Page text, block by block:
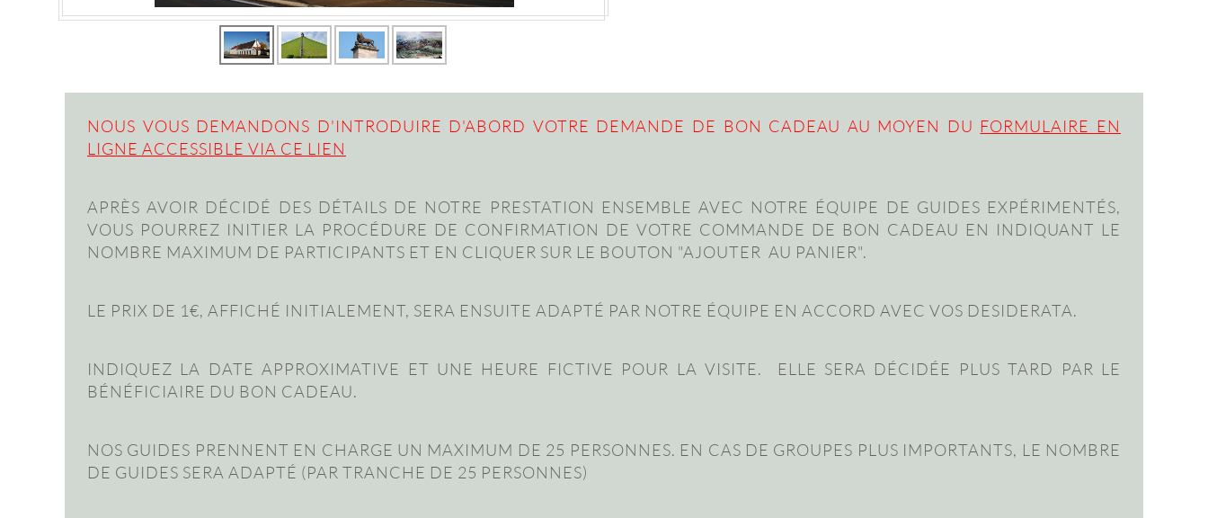
NOUS VOUS DEMANDONS D'INTRODUIRE D'ABORD VOTRE DEMANDE DE BON CADEAU AU MOYEN DU FORMULAIRE EN
LIGNE ACCESSIBLE VIA CE LIEN
APRÈS AVOIR DÉCIDÉ DES DÉTAILS DE NOTRE PRESTATION ENSEMBLE AVEC NOTRE ÉQUIPE DE GUIDES EXPÉRIMENTÉS,
VOUS POURREZ INITIER LA PROCÉDURE DE CONFIRMATION DE VOTRE COMMANDE DE BON CADEAU EN INDIQUANT LE
NOMBRE MAXIMUM DE PARTICIPANTS ET EN CLIQUER SUR LE BOUTON "AJOUTER AU PANIER".
LE PRIX DE 1€, AFFICHÉ INITIALEMENT, SERA ENSUITE ADAPTÉ PAR NOTRE ÉQUIPE EN ACCORD AVEC VOS DESIDERATA.
INDIQUEZ LA DATE APPROXIMATIVE ET UNE HEURE FICTIVE POUR LA VISITE. ELLE SERA DÉCIDÉE PLUS TARD PAR LE
BÉNÉFICIAIRE DU BON CADEAU.
NOS GUIDES PRENNENT EN CHARGE UN MAXIMUM DE 25 PERSONNES. EN CAS DE GROUPES PLUS IMPORTANTS, LE NOMBRE
DE GUIDES SERA ADAPTÉ (PAR TRANCHE DE 25 PERSONNES)